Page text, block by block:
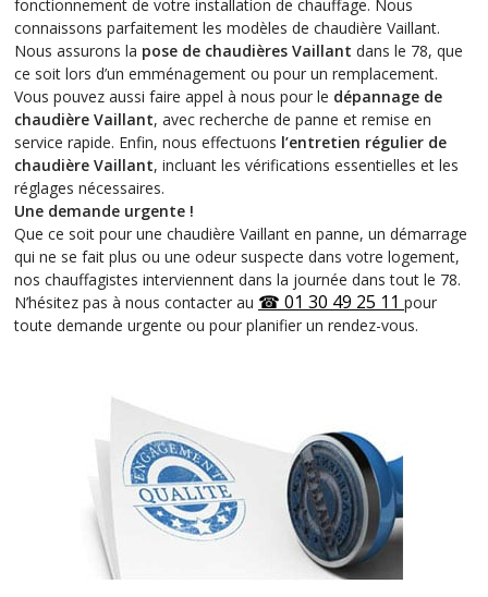
fonctionnement de votre installation de chauffage. Nous
connaissons parfaitement les modèles de chaudière Vaillant.
Nous assurons la pose de chaudières Vaillant dans le 78, que
ce soit lors d’un emménagement ou pour un remplacement.
Vous pouvez aussi faire appel à nous pour le dépannage de
chaudière Vaillant, avec recherche de panne et remise en
service rapide. Enfin, nous effectuons l’entretien régulier de
chaudière Vaillant, incluant les vérifications essentielles et les
réglages nécessaires.
Une demande urgente !
Que ce soit pour une chaudière Vaillant en panne, un démarrage
qui ne se fait plus ou une odeur suspecte dans votre logement,
nos chauffagistes interviennent dans la journée dans tout le 78.
N’hésitez pas à nous contacter au ☎ 01 30 49 25 11 pour
toute demande urgente ou pour planifier un rendez-vous.